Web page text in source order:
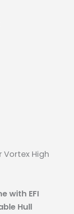
High
with EFI
Hull